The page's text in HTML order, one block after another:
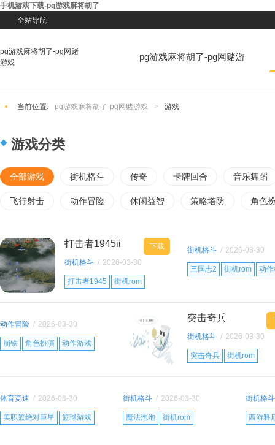
手机游戏下载-pg游戏麻将胡了
全站导航
pg游戏麻将胡了-pg网赌
游戏
pg游戏麻将胡了-pg网赌游
当前位置: pg游戏麻将胡了-pg网赌游戏 > 游戏
游戏分类
全部游戏 街机格斗 传奇 卡牌回合 音乐舞蹈
飞行射击 动作冒险 休闲益智 策略塔防 角色
打击者1945ii
街机格斗 / 2026-03-30
17:31:32
打击者1945 街机rom
下载 街机格斗 / 2026-03-30
17:15:32
三国志2 街机rom 动
动作冒险 / 2026-03-30
15:59:52
崩铁 角色扮演 动作游戏
突击奇兵
街机格斗 / 2026-03-30
15:27:01
突击奇兵 街机rom
体育竞速 / 2026-03-30
12:24:46
美职篮绝对巨星 篮球游戏
街机格斗 / 2026-03-30
11:20:58
魔法泡泡 街机rom
街机格斗
11:19:16
西游释